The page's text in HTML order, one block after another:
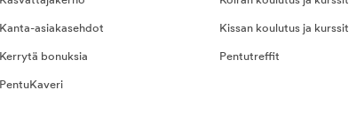
Kanta-asiakasehdot
Kerrytä bonuksia
PentuKaveri
Kissan koulutus ja kurssit
Pentutreffit